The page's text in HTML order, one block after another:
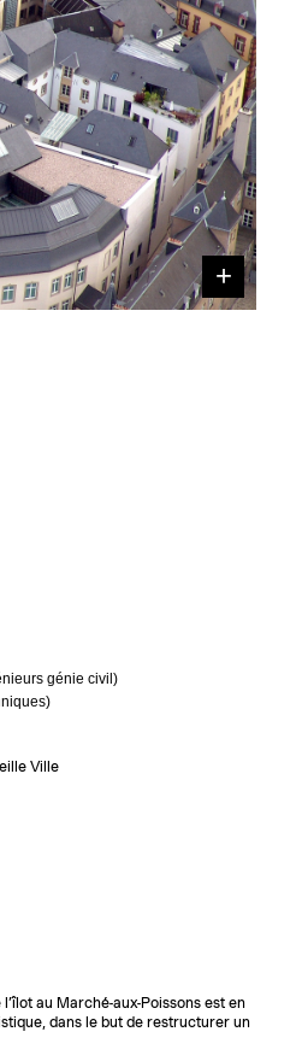
génie civil)
Ville
au Marché-aux-Poissons est en
dans le but de restructurer un